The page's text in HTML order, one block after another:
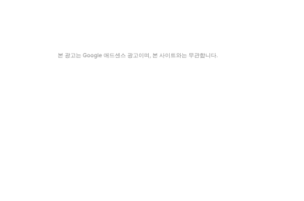
본 광고는 Google 애드센스 광고이며, 본 사이트와는 무관합니다.